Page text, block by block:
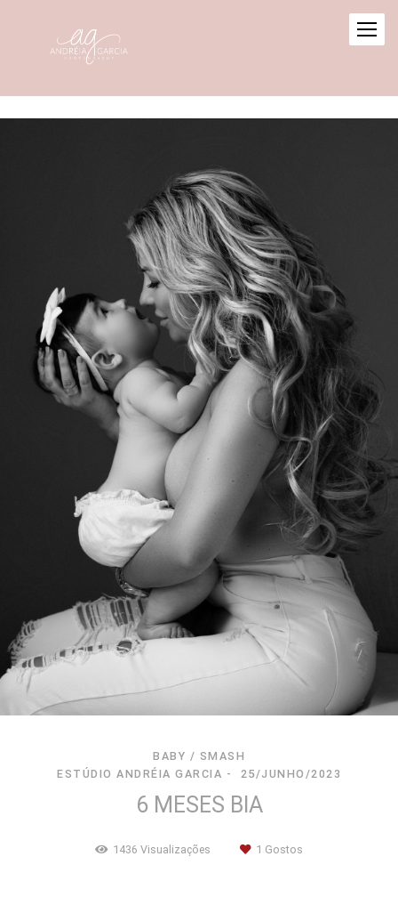
BABY / SMASH
ESTÚDIO ANDRÉIA GARCIA
25/JUNHO/2023
6 MESES BIA
1436 Visualizações 1 Gostos